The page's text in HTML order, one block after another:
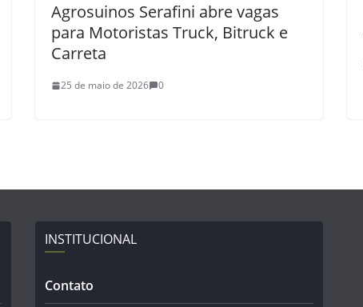
Agrosuinos Serafini abre vagas
para Motoristas Truck, Bitruck e
Carreta
25 de maio de 2026 0
INSTITUCIONAL
Contato